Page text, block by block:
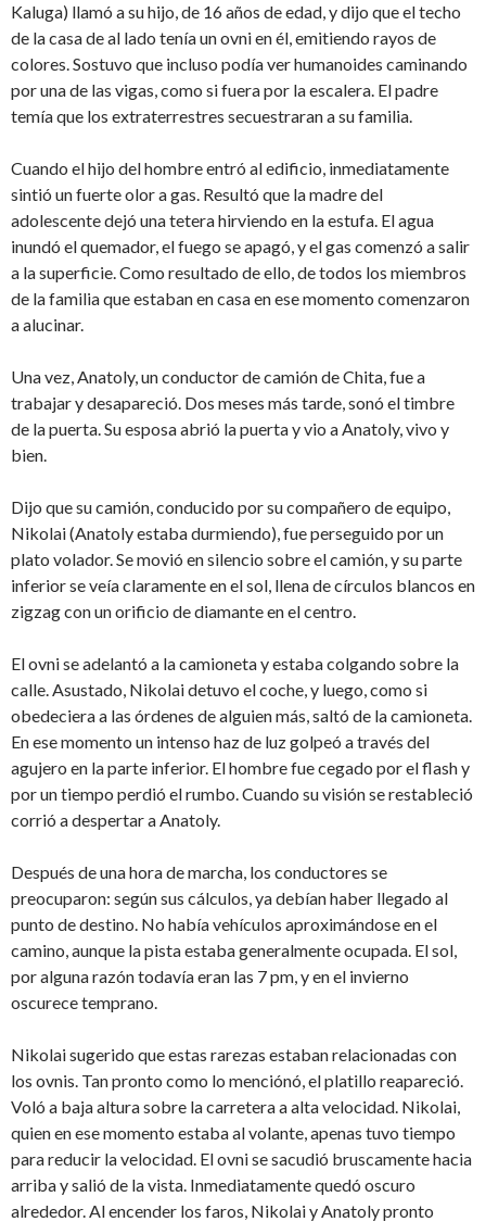
Kaluga) llamó a su hijo, de 16 años de edad, y dijo que el techo
de la casa de al lado tenía un ovni en él, emitiendo rayos de
colores. Sostuvo que incluso podía ver humanoides caminando
por una de las vigas, como si fuera por la escalera. El padre
temía que los extraterrestres secuestraran a su familia.
Cuando el hijo del hombre entró al edificio, inmediatamente
sintió un fuerte olor a gas. Resultó que la madre del
adolescente dejó una tetera hirviendo en la estufa. El agua
inundó el quemador, el fuego se apagó, y el gas comenzó a salir
a la superficie. Como resultado de ello, de todos los miembros
de la familia que estaban en casa en ese momento comenzaron
a alucinar.
Una vez, Anatoly, un conductor de camión de Chita, fue a
trabajar y desapareció. Dos meses más tarde, sonó el timbre
de la puerta. Su esposa abrió la puerta y vio a Anatoly, vivo y
bien.
Dijo que su camión, conducido por su compañero de equipo,
Nikolai (Anatoly estaba durmiendo), fue perseguido por un
plato volador. Se movió en silencio sobre el camión, y su parte
inferior se veía claramente en el sol, llena de círculos blancos en
zigzag con un orificio de diamante en el centro.
El ovni se adelantó a la camioneta y estaba colgando sobre la
calle. Asustado, Nikolai detuvo el coche, y luego, como si
obedeciera a las órdenes de alguien más, saltó de la camioneta.
En ese momento un intenso haz de luz golpeó a través del
agujero en la parte inferior. El hombre fue cegado por el flash y
por un tiempo perdió el rumbo. Cuando su visión se restableció
corrió a despertar a Anatoly.
Después de una hora de marcha, los conductores se
preocuparon: según sus cálculos, ya debían haber llegado al
punto de destino. No había vehículos aproximándose en el
camino, aunque la pista estaba generalmente ocupada. El sol,
por alguna razón todavía eran las 7 pm, y en el invierno
oscurece temprano.
Nikolai sugerido que estas rarezas estaban relacionadas con
los ovnis. Tan pronto como lo menciónó, el platillo reapareció.
Voló a baja altura sobre la carretera a alta velocidad. Nikolai,
quien en ese momento estaba al volante, apenas tuvo tiempo
para reducir la velocidad. El ovni se sacudió bruscamente hacia
arriba y salió de la vista. Inmediatamente quedó oscuro
alrededor. Al encender los faros, Nikolai y Anatoly pronto